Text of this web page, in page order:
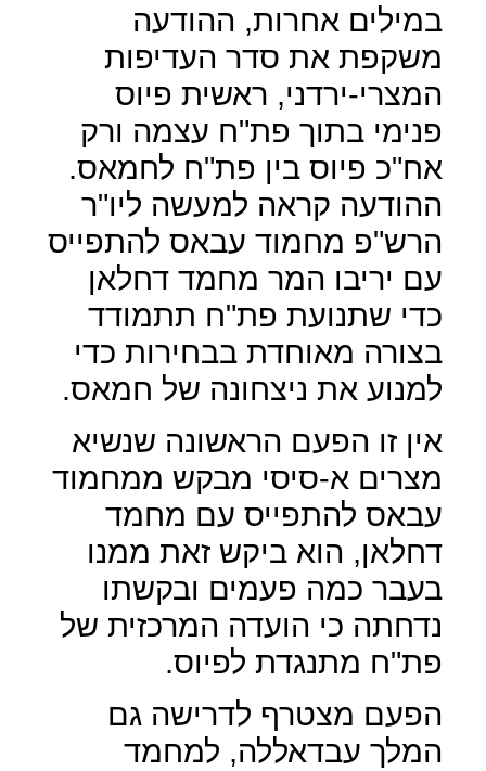
במילים אחרות, ההודעה
משקפת את סדר העדיפות
המצרי-ירדני, ראשית פיוס
פנימי בתוך פת"ח עצמה ורק
אח"כ פיוס בין פת"ח לחמאס.
ההודעה קראה למעשה ליו"ר
הרש"פ מחמוד עבאס להתפייס
עם יריבו המר מחמד דחלאן
כדי שתנועת פת"ח תתמודד
בצורה מאוחדת בבחירות כדי
למנוע את ניצחונה של חמאס.
אין זו הפעם הראשונה שנשיא
מצרים א-סיסי מבקש ממחמוד
עבאס להתפייס עם מחמד
דחלאן, הוא ביקש זאת ממנו
בעבר כמה פעמים ובקשתו
נדחתה כי הועדה המרכזית של
פת"ח מתנגדת לפיוס.
הפעם מצטרף לדרישה גם
המלך עבדאללה, למחמד